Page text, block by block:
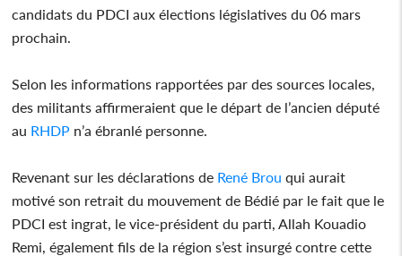
candidats du PDCI aux élections législatives du 06 mars
prochain.
Selon les informations rapportées par des sources locales,
des militants affirmeraient que le départ de l’ancien député
au RHDP n’a ébranlé personne.
Revenant sur les déclarations de René Brou qui aurait
motivé son retrait du mouvement de Bédié par le fait que le
PDCI est ingrat, le vice-président du parti, Allah Kouadio
Remi, également fils de la région s’est insurgé contre cette